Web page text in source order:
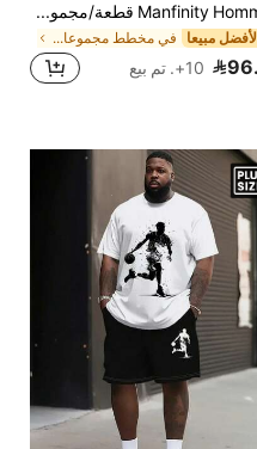
Manfinity Homme 2 قطعة/مجموعة للرجال إضافي الحجم مجموعة تي شيرت وبنطلون مطبوع بخطوط ملون وأرقام
في مخطط مجموعات تي شيرت للرجال بمقاسات كبيرة
10+. تم بيع